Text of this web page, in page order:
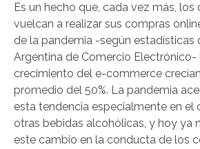
Es un hecho que, cada vez más, los
vuelcan a realizar sus compras
de la pandemia -según estadísticas
Argentina de Comercio Electrónico-
crecimiento del e-commerce
promedio del 50%. La pandemia
esta tendencia especialmente en el
otras bebidas alcohólicas, y hoy ya
este cambio en la conducta de los